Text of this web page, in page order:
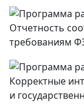
Отчетность
требованиям
Корректные
и